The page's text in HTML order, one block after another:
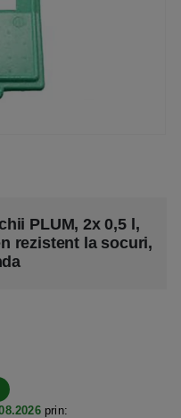
PLUM, 2x 0,5 l,
rezistent la socuri,
prin: